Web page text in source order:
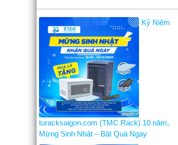
Kỷ Niệm
turacksaigon.com (TMC Rack) 10 năm,
Mừng Sinh Nhật – Bật Quà Ngay